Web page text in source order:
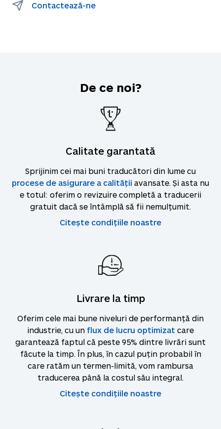
Contactează-ne
De ce noi?
Calitate garantată
Sprijinim cei mai buni traducători din lume cu
procese de asigurare a calității avansate. Și asta nu
e totul: oferim o revizuire completă a traducerii
gratuit dacă se întâmplă să fii nemulțumit.
Citește condițiile noastre
Livrare la timp
Oferim cele mai bune niveluri de performanță din
industrie, cu un flux de lucru optimizat care
garantează faptul că peste 95% dintre livrări sunt
făcute la timp. În plus, în cazul puțin probabil în
care ratăm un termen-limită, vom rambursa
traducerea până la costul său integral.
Citește condițiile noastre